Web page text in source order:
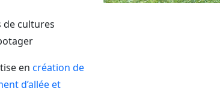
de cultures
en création de
d’allée et